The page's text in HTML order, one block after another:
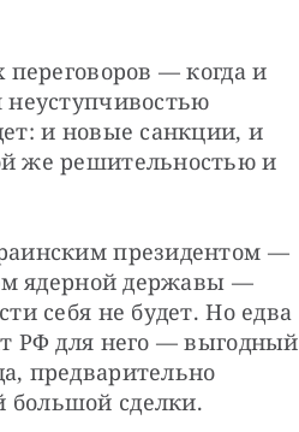
— когда и
неуступчивостью
и новые санкции, и
же решительностью и
президентом —
ядерной державы —
себя не будет. Но едва
РФ для него — выгодный
предварительно
большой сделки.